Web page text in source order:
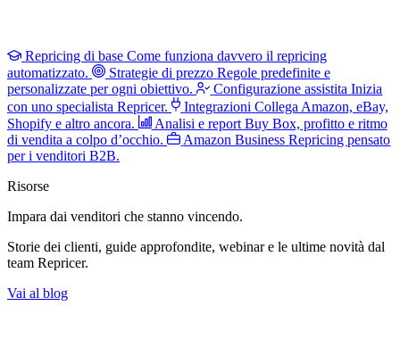
Repricing di base Come funziona davvero il repricing
automatizzato.
Strategie di prezzo Regole predefinite e
personalizzate per ogni obiettivo.
Configurazione assistita Inizia
con uno specialista Repricer.
Integrazioni Collega Amazon, eBay,
Shopify e altro ancora.
Analisi e report Buy Box, profitto e ritmo
di vendita a colpo d’occhio.
Amazon Business Repricing pensato
per i venditori B2B.
Risorse
Impara dai venditori che stanno vincendo.
Storie dei clienti, guide approfondite, webinar e le ultime novità dal
team Repricer.
Vai al blog